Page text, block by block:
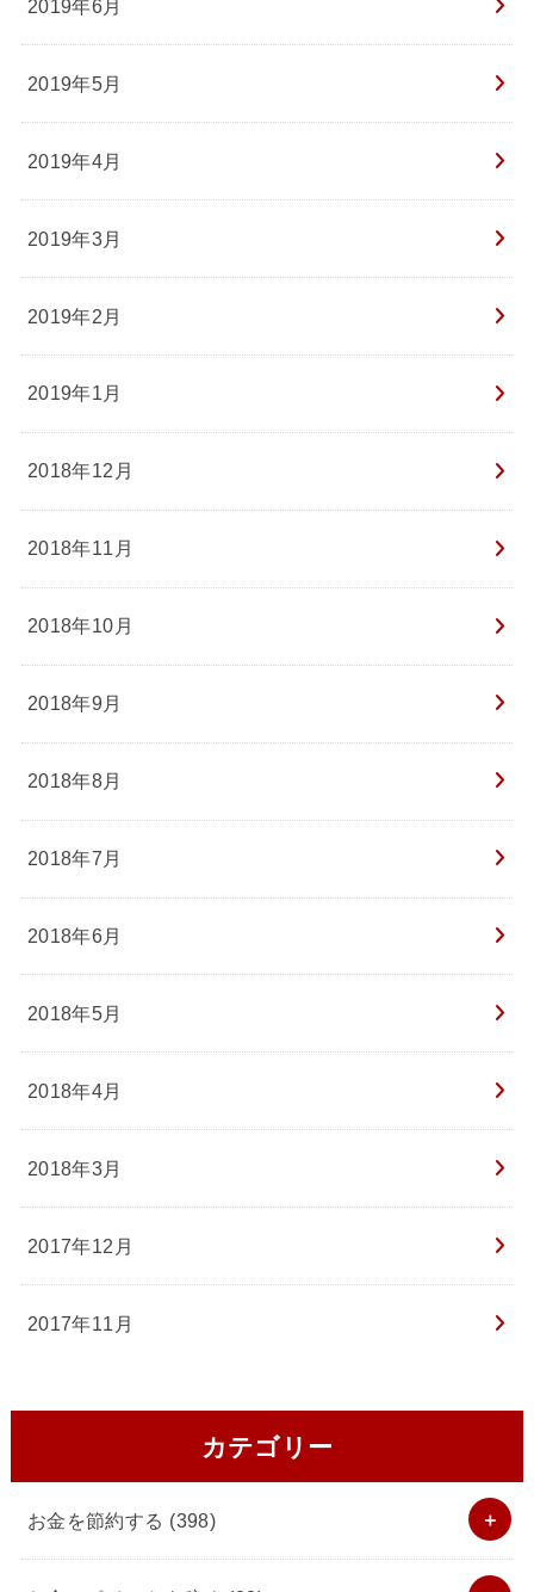
2019年6月
2019年5月
2019年4月
2019年3月
2019年2月
2019年1月
2018年12月
2018年11月
2018年10月
2018年9月
2018年8月
2018年7月
2018年6月
2018年5月
2018年4月
2018年3月
2017年12月
2017年11月
カテゴリー
お金を節約する (398)